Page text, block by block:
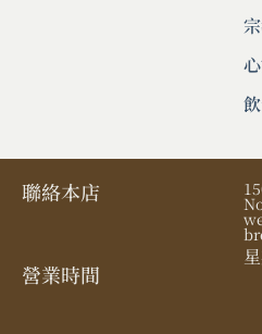
聯絡本店
營業時間​